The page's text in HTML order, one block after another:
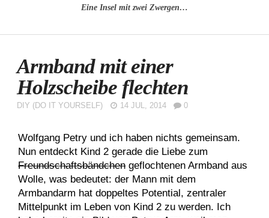
Eine Insel mit zwei Zwergen…
Armband mit einer
Holzscheibe flechten
DIY (DO IT YOURSELF) 14 JUL, 2014 0
Wolfgang Petry und ich haben nichts gemeinsam.
Nun entdeckt Kind 2 gerade die Liebe zum
Freundschaftsbändchen geflochtenen Armband aus
Wolle, was bedeutet: der Mann mit dem
Armbandarm hat doppeltes Potential, zentraler
Mittelpunkt im Leben von Kind 2 zu werden. Ich